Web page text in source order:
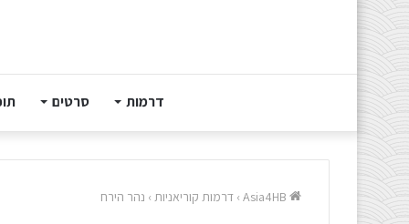
דרמות סרטים
› דרמות קוריאניות › נהר הירח